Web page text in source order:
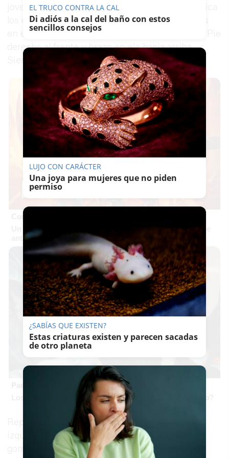
joven ayudante de 10 años vestida de rosa, explica
los diferentes katas (secuencia de movimientos
en el kárate) a su pequeño grupo de karatekas. Pie
derecho al frente y brazo en ele hacia arriba.
Siempre con coraje y mucha fuerza.
Un verdadero MMORPG de la vieja escuela ¡Cómo los de
antes, pero mejor!
Pasaportes que abren puertas
Los pasaportes más poderosos del mundo, ¿está el tuyo?
Repite el mismo movimiento y añade el puño
izquierdo abajo. El sensei coge un churro de
gomaespuma y comprueba uno por uno si
EL TRUCO CONTRA LA CAL
Di adiós a la cal del baño con estos
sencillos consejos
LUJO CON CARÁCTER
Una joya para mujeres que no piden
permiso
¿SABÍAS QUE EXISTEN?
Estas criaturas existen y parecen sacadas
de otro planeta